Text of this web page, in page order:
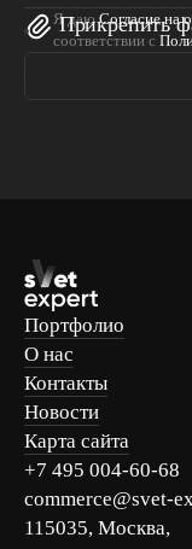
Прикрепить
Я даюСогласие на
соответствии с
Портфолио
О нас
Контакты
Новости
Карта сайта
+7 495 004-60-68
commerce@svet-
115035, Москва,